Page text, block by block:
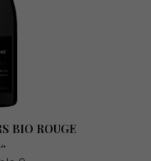
BIO ROUGE